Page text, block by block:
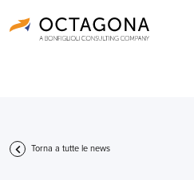
Torna a tutte le news